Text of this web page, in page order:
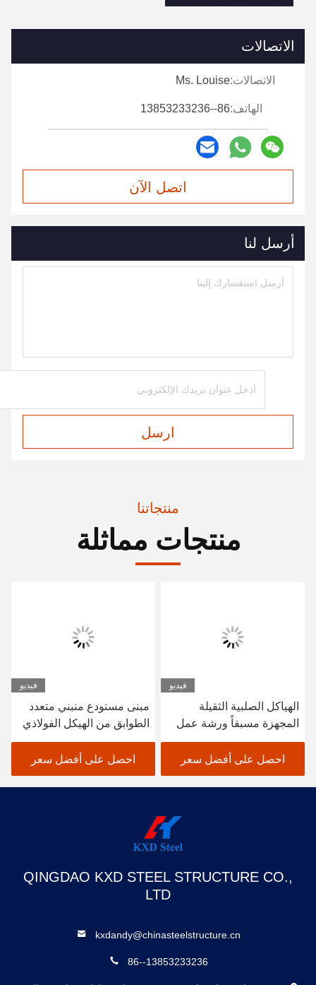
الاتصالات
الاتصالات:Ms. Louise
الهاتف:86--13853233236
اتصل الآن
أرسل لنا
ارسل
منتجاتنا
منتجات مماثلة
فيديو
الهياكل الصلبية الثقيلة
المجهزة مسبقاً ورشة عمل
البناء الصلب المهيك مخزن
احصل على أفضل سعر
فيديو
مبنى مستودع منبني متعدد
الطوابق من الهيكل الفولاذي
SGS BV المعتمد CE
احصل على أفضل سعر
QINGDAO KXD STEEL STRUCTURE CO.,
LTD
kxdandy@chinasteelstructure.cn
86--13853233236